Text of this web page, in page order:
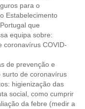
para o
Estabelecimento
que
equipa sobre:
coronavírus COVID-
de prevenção e
surto de coronavírus
higienização das
social, como cumprir
da febre (medir a